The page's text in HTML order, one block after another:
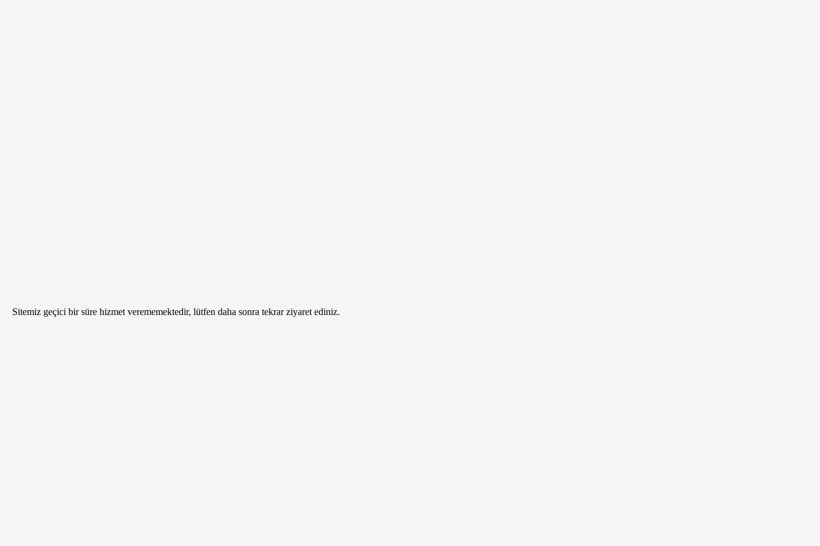
Sitemiz geçici bir süre hizmet verememektedir, lütfen daha sonra tekrar ziyaret ediniz.